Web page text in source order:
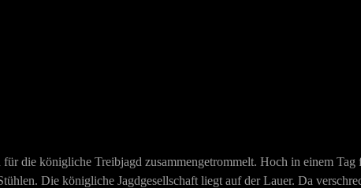
die königliche Treibjagd zusammengetrommelt. Hoch in einem
Die königliche Jagdgesellschaft liegt auf der Lauer. Da